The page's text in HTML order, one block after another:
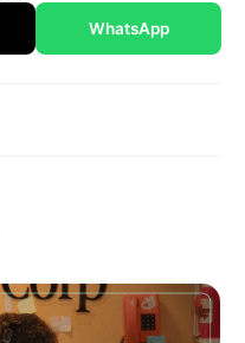
WhatsApp